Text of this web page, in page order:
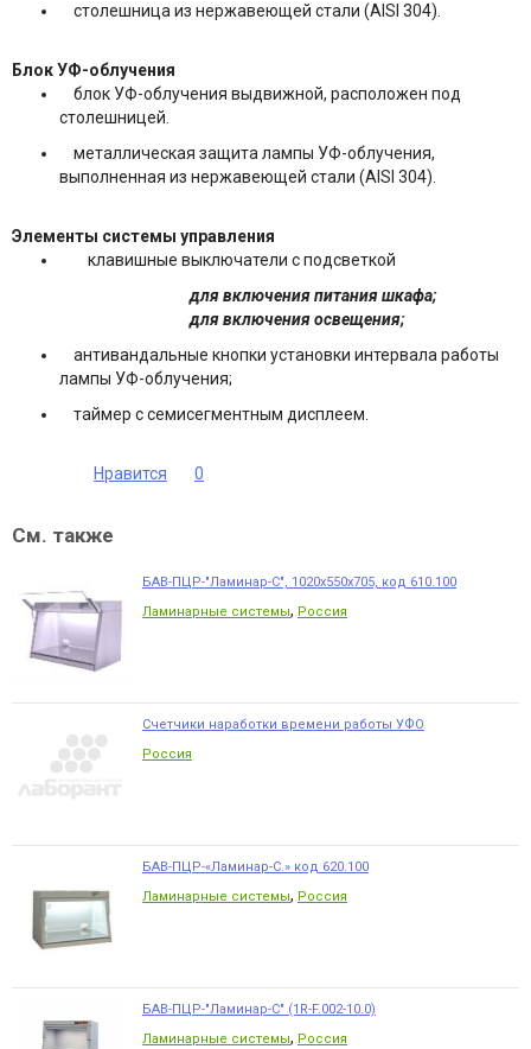
столешница из нержавеющей стали (AISI 304).
Блок УФ-облучения
блок УФ-облучения выдвижной, расположен под
столешницей.
металлическая защита лампы УФ-облучения,
выполненная из нержавеющей стали (AISI 304).
Элементы системы управления
клавишные выключатели с подсветкой
для включения питания шкафа;
для включения освещения;
антивандальные кнопки установки интервала работы
лампы УФ-облучения;
таймер с семисегментным дисплеем.
Нравится 0
См. также
БАВ-ПЦР-"Ламинар-С", 1020х550х705, код 610.100
Ламинарные системы, Россия
Счетчики наработки времени работы УФО
Россия
БАВ-ПЦР-«Ламинар-С.» код 620.100
Ламинарные системы, Россия
БАВ-ПЦР-"Ламинар-С" (1R-F.002-10.0)
Ламинарные системы, Россия